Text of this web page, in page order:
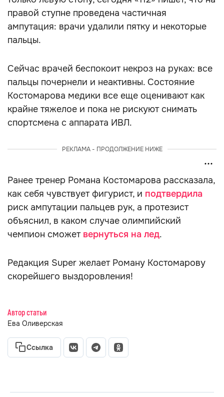
правой ступне проведена частичная
ампутация: врачи удалили пятку и некоторые
пальцы.
Сейчас врачей беспокоит некроз на руках: все
пальцы почернели и неактивны. Состояние
Костомарова медики все еще оценивают как
крайне тяжелое и пока не рискуют снимать
спортсмена с аппарата ИВЛ.
РЕКЛАМА - ПРОДОЛЖЕНИЕ НИЖЕ
Ранее тренер Романа Костомарова рассказала,
как себя чувствует фигурист, и подтвердила
риск ампутации пальцев рук, а протезист
объяснил, в каком случае олимпийский
чемпион сможет вернуться на лед.
Редакция Super желает Роману Костомарову
скорейшего выздоровления!
Автор статьи
Ева Оливерская
Ссылка